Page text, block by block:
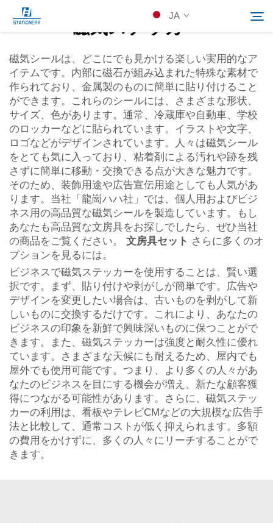
JA
製品
会社概要
カスタムソリューション
リソース
Kontakuto Us
Search
磁気ステッカー
磁気シールは、どこにでも見かける楽しい実用的なア
イテムです。内部に磁石が組み込まれた特殊な素材で
作られており、金属製のものに簡単に貼り付けること
ができます。これらのシールには、さまざまな形状、
サイズ、色があります。通常、冷蔵庫や自動車、学校
のロッカーなどに貼られています。イラストや文字、
ロゴなどがデザインされています。人々は磁気シール
をとても気に入っており、粘着剤による汚れや跡を残
さずに簡単に移動・交換できる点が大きな魅力です。
そのため、装飾用途や広告宣伝用途としても人気があ
ります。当社「龍崗ハハ社」では、個人用およびビジ
ネス用の高品質な磁気シールを製造しています。もし
あなたも高品質な文房具をお探しでしたら、ぜひ当社
の商品をご覧ください。 文房具セット さらに多くのオ
プションを見るには。
ビジネスで磁気ステッカーを使用することは、賢い選
択です。まず、貼り付けや剥がしが簡単です。広告や
デザインを変更したい場合は、古いものを剥がして新
しいものに交換するだけです。これにより、あなたの
ビジネスの印象を新鮮で興味深いものに保つことがで
きます。また、磁気ステッカーは強度と耐久性に優れ
ています。さまざまな天候にも耐えるため、屋内でも
屋外でも使用可能です。つまり、より多くの人々があ
なたのビジネスを目にする機会が増え、新たな顧客獲
得につながる可能性があります。さらに、磁気ステッ
カーの利用は、看板やテレビCMなどの大規模な広告手
法と比較して、通常コストが低く抑えられます。多額
の費用をかけずに、多くの人々にリーチすることがで
きます。